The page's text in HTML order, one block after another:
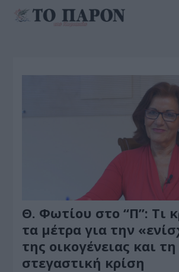
Θ. Φωτίου στο “Π”: Τι
τα μέτρα για την
της οικογένειας και τη
στεγαστική κρίση